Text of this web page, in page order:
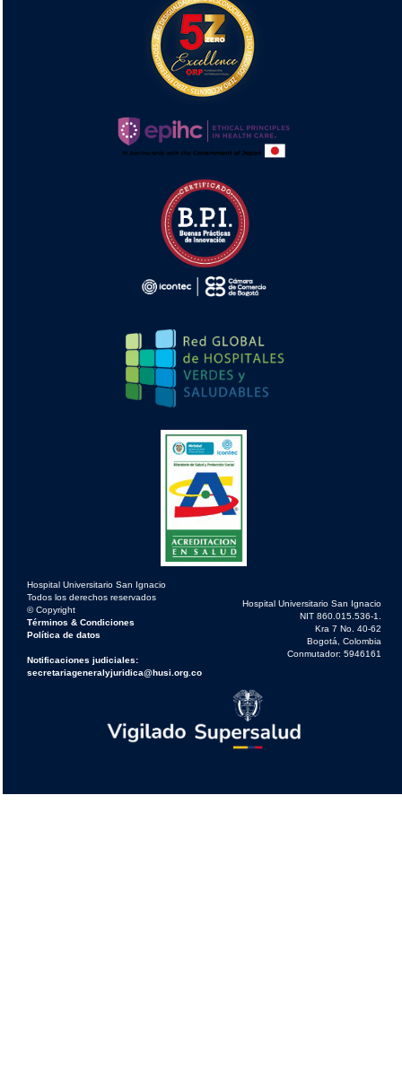
Hospital Universitario San Ignacio
Todos los derechos reservados
© Copyright
Términos & Condiciones
Política de datos
Notificaciones judiciales:
secretariageneralyjuridica@husi.org.co
Hospital Universitario San Ignacio
NIT 860.015.536-1.
Kra 7 No. 40-62
Bogotá, Colombia
Conmutador: 5946161